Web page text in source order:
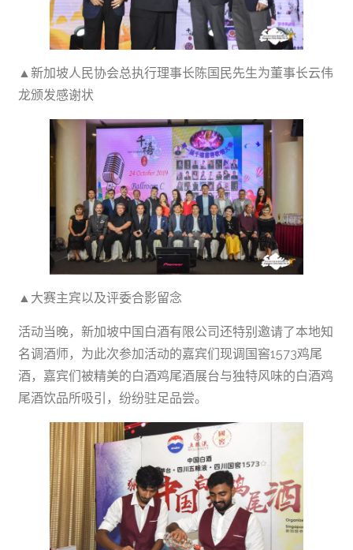
▲新加坡人民协会总执行理事长陈国民先生为董事长云伟
龙颁发感谢状
▲大赛主宾以及评委合影留念
活动当晚，新加坡中国白酒有限公司还特别邀请了本地知
名调酒师，为此次参加活动的嘉宾们现调国窖1573鸡尾
酒，嘉宾们被精美的白酒鸡尾酒展台与独特风味的白酒鸡
尾酒饮品所吸引，纷纷驻足品尝。